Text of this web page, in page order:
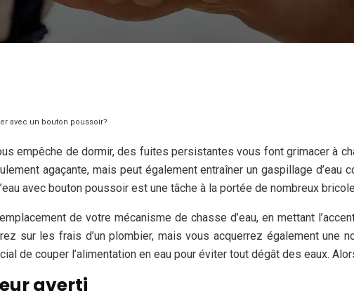
avec un bouton poussoir?
empêche de dormir, des fuites persistantes vous font grimacer à
agaçante, mais peut également entraîner un gaspillage d’eau
avec bouton poussoir est une tâche à la portée de nombreux
de votre mécanisme de chasse d’eau, en mettant
sur les frais d’un plombier, mais vous acquerrez également une
de couper l’alimentation en eau pour éviter tout dégât des eaux.
averti